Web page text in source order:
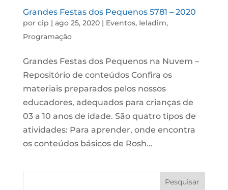
Grandes Festas dos Pequenos 5781 – 2020
por cip | ago 25, 2020| Eventos, Ieladim,
Programação
Grandes Festas dos Pequenos na Nuvem –
Repositório de conteúdos Confira os
materiais preparados pelos nossos
educadores, adequados para crianças de
03 a 10 anos de idade. São quatro tipos de
atividades: Para aprender, onde encontra
os conteúdos básicos de Rosh...